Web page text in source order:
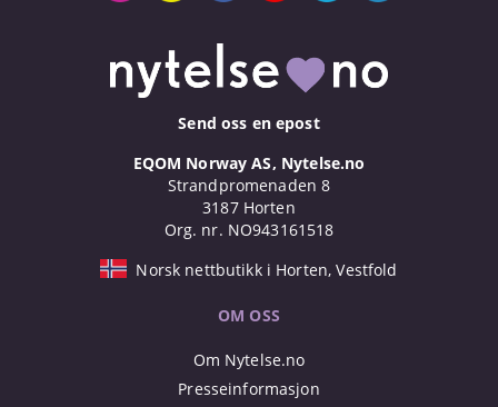
Send oss en epost
EQOM Norway AS, Nytelse.no
Strandpromenaden 8
3187 Horten
Org. nr. NO943161518
Norsk nettbutikk i Horten, Vestfold
OM OSS
Om Nytelse.no
Presseinformasjon